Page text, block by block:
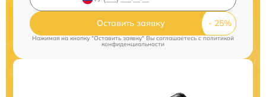
Оставить заявку
Нажимая на кнопку "Оставить заявку" Вы соглашаетесь cполитикой
конфиденциальности